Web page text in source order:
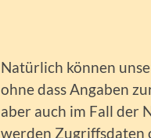
Natürlich können
ohne dass Angaben
aber auch im Fall der
werden Zugriffsdaten